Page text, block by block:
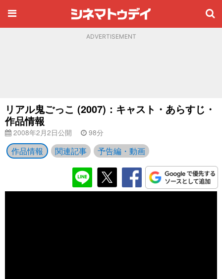
ADVERTISEMENT
リアル鬼ごっこ (2007)：キャスト・あらすじ・
作品情報
2008年2月2日公開 98分
作品情報 関連記事 予告編・動画